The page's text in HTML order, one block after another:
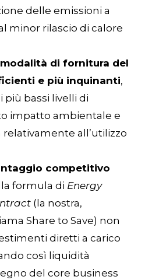
delle emissioni a
minor rilascio di calore
di fornitura del
e più inquinanti,
più bassi livelli di
impatto ambientale e
relativamente all’utilizzo
competitivo
formula di Energy
(la nostra,
Share to Save) non
diretti a carico
così liquidità
del core business